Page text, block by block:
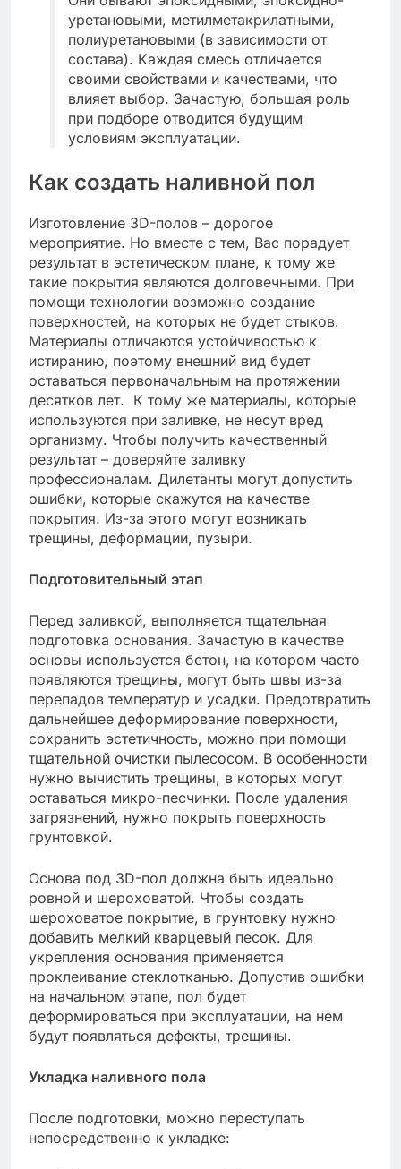
уретановыми, метилметакрилатными,
полиуретановыми (в зависимости от
состава). Каждая смесь отличается
своими свойствами и качествами, что
влияет выбор. Зачастую, большая роль
при подборе отводится будущим
условиям эксплуатации.
Как создать наливной пол
Изготовление 3D-полов – дорогое
мероприятие. Но вместе с тем, Вас порадует
результат в эстетическом плане, к тому же
такие покрытия являются долговечными. При
помощи технологии возможно создание
поверхностей, на которых не будет стыков.
Материалы отличаются устойчивостью к
истиранию, поэтому внешний вид будет
оставаться первоначальным на протяжении
десятков лет. К тому же материалы, которые
используются при заливке, не несут вред
организму. Чтобы получить качественный
результат – доверяйте заливку
профессионалам. Дилетанты могут допустить
ошибки, которые скажутся на качестве
покрытия. Из-за этого могут возникать
трещины, деформации, пузыри.
Подготовительный этап
Перед заливкой, выполняется тщательная
подготовка основания. Зачастую в качестве
основы используется бетон, на котором часто
появляются трещины, могут быть швы из-за
перепадов температур и усадки. Предотвратить
дальнейшее деформирование поверхности,
сохранить эстетичность, можно при помощи
тщательной очистки пылесосом. В особенности
нужно вычистить трещины, в которых могут
оставаться микро-песчинки. После удаления
загрязнений, нужно покрыть поверхность
грунтовкой.
Основа под 3D-пол должна быть идеально
ровной и шероховатой. Чтобы создать
шероховатое покрытие, в грунтовку нужно
добавить мелкий кварцевый песок. Для
укрепления основания применяется
проклеивание стеклотканью. Допустив ошибки
на начальном этапе, пол будет
деформироваться при эксплуатации, на нем
будут появляться дефекты, трещины.
Укладка наливного пола
После подготовки, можно переступать
непосредственно к укладке: